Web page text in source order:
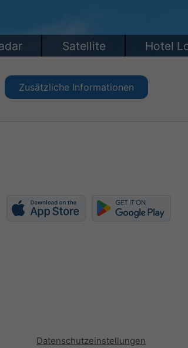
Zusätzliche Informationen
Datenschutzeinstellungen